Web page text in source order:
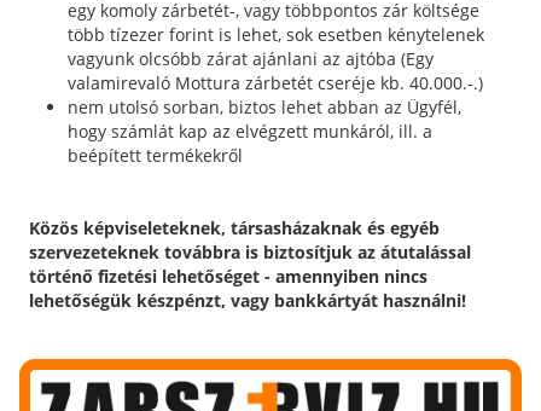
egy komoly zárbetét-, vagy többpontos zár költsége
több tízezer forint is lehet, sok esetben kénytelenek
vagyunk olcsóbb zárat ajánlani az ajtóba (Egy
valamirevaló Mottura zárbetét cseréje kb. 40.000.-.)
nem utolsó sorban, biztos lehet abban az Ügyfél,
hogy számlát kap az elvégzett munkáról, ill. a
beépített termékekről
Közös képviseleteknek, társasházaknak és egyéb
szervezeteknek továbbra is biztosítjuk az átutalással
történő fizetési lehetőséget - amennyiben nincs
lehetőségük készpénzt, vagy bankkártyát használni!